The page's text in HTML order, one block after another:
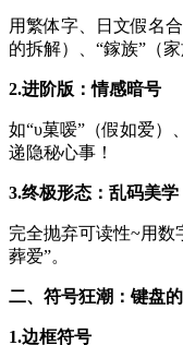
用繁体字、日文假名
的拆解）、“鎵族”（家
2.进阶版：情感暗号
如“υ菓嗳”（假如爱）
递隐秘心事！
3.终极形态：乱码美学
完全抛弃可读性~用数
葬爱”。
二、符号狂潮：键盘
1.边框符号